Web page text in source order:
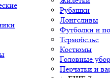
Рубашки
Лонгсливы
Футболки и
Термобельё
Костюмы
Головные
Перчатки и